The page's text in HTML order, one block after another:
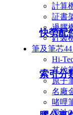
快勞配
索引分
計算
証書
過膠
釘裝
筆及筆芯
Hi-
其他
原子
名廠
啫哩
墨汁